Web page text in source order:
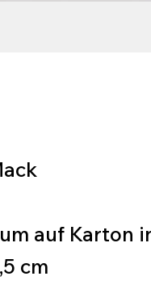
auf Karton
cm